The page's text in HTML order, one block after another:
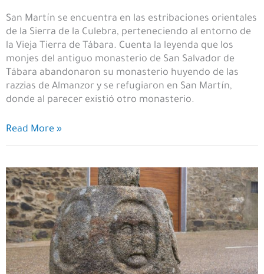
San Martín se encuentra en las estribaciones orientales
de la Sierra de la Culebra, perteneciendo al entorno de
la Vieja Tierra de Tábara. Cuenta la leyenda que los
monjes del antiguo monasterio de San Salvador de
Tábara abandonaron su monasterio huyendo de las
razzias de Almanzor y se refugiaron en San Martín,
donde al parecer existió otro monasterio.
Un
paseo
San
Martín
Read More »